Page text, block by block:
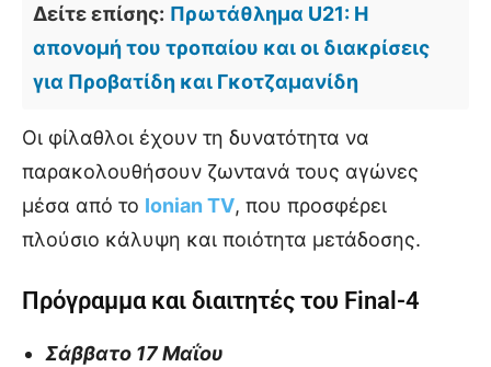
Δείτε επίσης: Πρωτάθλημα U21: Η
απονομή του τροπαίου και οι διακρίσεις
για Προβατίδη και Γκοτζαμανίδη
Οι φίλαθλοι έχουν τη δυνατότητα να
παρακολουθήσουν ζωντανά τους αγώνες
μέσα από το Ιonian TV, που προσφέρει
πλούσιο κάλυψη και ποιότητα μετάδοσης.
Πρόγραμμα και διαιτητές του Final-4
Σάββατο 17 Μαΐου